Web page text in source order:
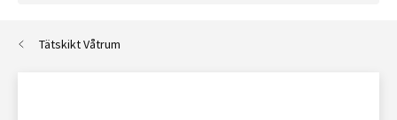
Tätskikt Våtrum